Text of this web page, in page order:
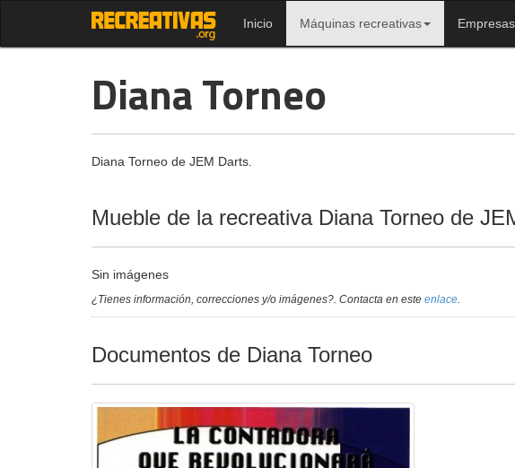
Inicio Máquinas recreativas Empresas
Diana Torneo
Diana Torneo de JEM Darts.
Mueble de la recreativa Diana Torneo de
Sin imágenes
¿Tienes información, correcciones y/o imágenes?. Contacta en este enlace.
Documentos de Diana Torneo